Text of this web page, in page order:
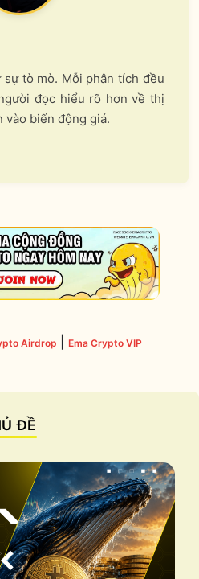
tò mò. Mỗi phân tích đều
đọc hiểu rõ hơn về thị
vào biến động giá.
Airdrop Ema Crypto VIP
ĐỀ